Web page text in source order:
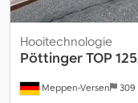
Meppen-Versen 309
Hooitechnologie
PöttingerTOP